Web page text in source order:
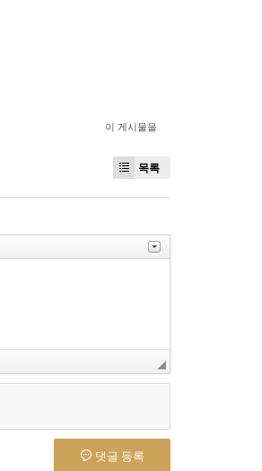
이 게시물을
목록
댓글 등록